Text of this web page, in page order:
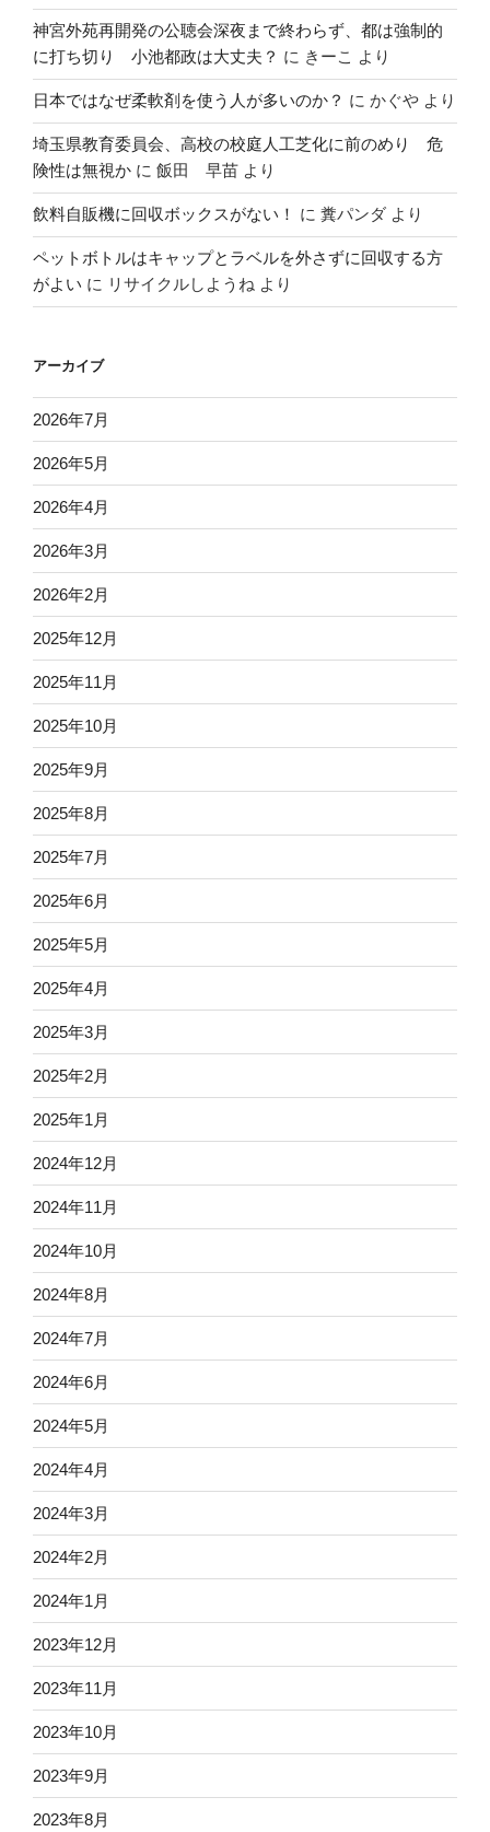
神宮外苑再開発の公聴会深夜まで終わらず、都は強制的
に打ち切り 小池都政は大丈夫？ に きーこ より
日本ではなぜ柔軟剤を使う人が多いのか？ に かぐや より
埼玉県教育委員会、高校の校庭人工芝化に前のめり 危
険性は無視か に 飯田 早苗 より
飲料自販機に回収ボックスがない！ に 糞パンダ より
ペットボトルはキャップとラベルを外さずに回収する方
がよい に リサイクルしようね より
アーカイブ
2026年7月
2026年5月
2026年4月
2026年3月
2026年2月
2025年12月
2025年11月
2025年10月
2025年9月
2025年8月
2025年7月
2025年6月
2025年5月
2025年4月
2025年3月
2025年2月
2025年1月
2024年12月
2024年11月
2024年10月
2024年8月
2024年7月
2024年6月
2024年5月
2024年4月
2024年3月
2024年2月
2024年1月
2023年12月
2023年11月
2023年10月
2023年9月
2023年8月